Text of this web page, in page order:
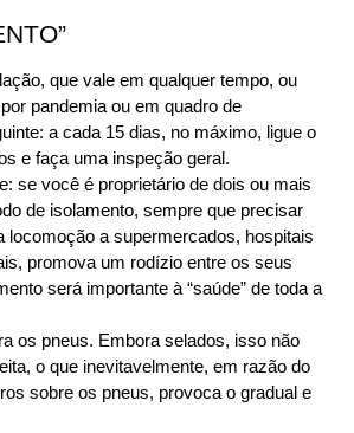
que vale em qualquer tempo, ou
pandemia ou em quadro de
a cada 15 dias, no máximo, ligue o
e faça uma inspeção geral.
se você é proprietário de dois ou mais
de isolamento, sempre que precisar
locomoção a supermercados, hospitais
promova um rodízio entre os seus
será importante à “saúde” de toda a
os pneus. Embora selados, isso não
o que inevitavelmente, em razão do
sobre os pneus, provoca o gradual e